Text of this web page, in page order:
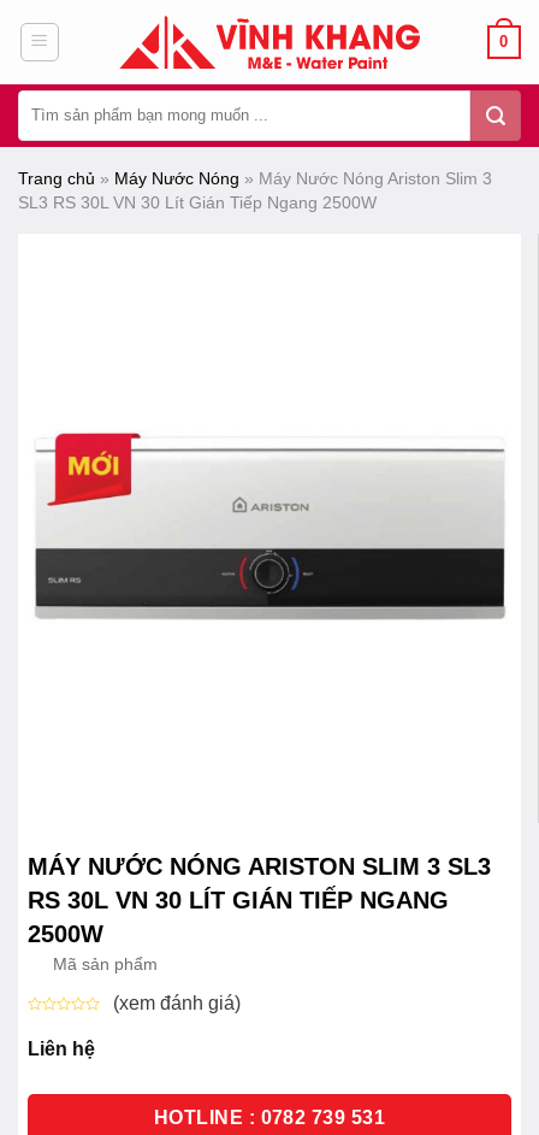
dung
0
kiếm:
Trang chủ » Máy Nước Nóng » Máy Nước Nóng Ariston Slim 3
SL3 RS 30L VN 30 Lít Gián Tiếp Ngang 2500W
MÁY NƯỚC NÓNG ARISTON SLIM 3 SL3
RS 30L VN 30 LÍT GIÁN TIẾP NGANG
2500W
Mã sản phẩm
xếp
hạng
sao
(xem đánh giá)
Liên hệ
HOTLINE : 0782 739 531